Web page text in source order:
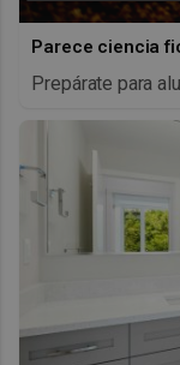
Parece ciencia
Prepárate para